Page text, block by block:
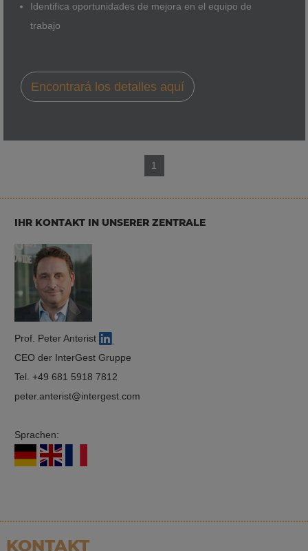
Identifica oportunidades de mejora en el equipo de
trabajo
Encontrará los detalles aquí
1
IHR KONTAKT IN UNSERER ZENTRALE
Prof. Peter Anterist
CEO der InterGest Gruppe
Tel. +49 681 5918 7812
peter.anterist
intergest.com
Sprachen:
KONTAKT